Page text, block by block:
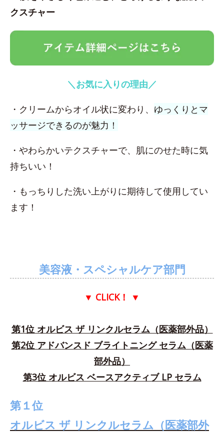
クスチャー
＼お気に入りの理由／
・クリームからオイル状に変わり、 ゆっくりとマ
ッサージできるのが魅力！
・やわらかいテクスチャーで、肌にのせた時に気
持ちいい！
・もっちりした洗い上がりに期待して使用してい
ます！
美容液・スペシャルケア部門
▼ CLICK！ ▼
第1位 オルビス ザ リンクルセラム（医薬部外品）
第2位 アドバンスド ブライトニング セラム（医薬
部外品）
第3位 オルビス ベースアクティブ LP セラム
第１位
オルビス ザ リンクルセラム（医薬部外